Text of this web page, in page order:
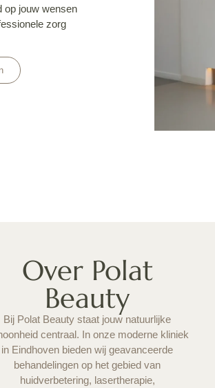
op jouw wensen
zorg
Over Polat
Beauty
Bij Polat Beauty staat jouw natuurlijke
centraal. In onze moderne kliniek
in Eindhoven bieden wij geavanceerde
behandelingen op het gebied van
huidverbetering, lasertherapie,